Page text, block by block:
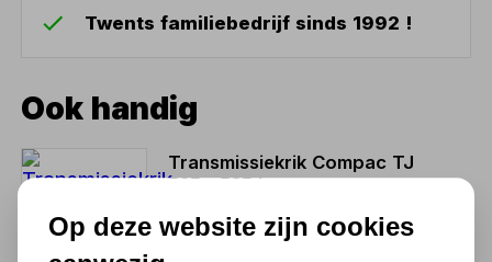
Twents familiebedrijf sinds 1992 !
Ook handig
Transmissiekrik Compac TJ
525 - 525 kg
551,22
Op deze website zijn cookies